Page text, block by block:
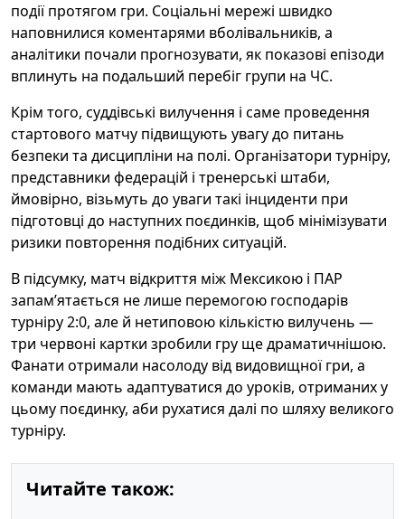
події протягом гри. Соціальні мережі швидко
наповнилися коментарями вболівальників, а
аналітики почали прогнозувати, як показові епізоди
вплинуть на подальший перебіг групи на ЧС.
Крім того, суддівські вилучення і саме проведення
стартового матчу підвищують увагу до питань
безпеки та дисципліни на полі. Організатори турніру,
представники федерацій і тренерські штаби,
ймовірно, візьмуть до уваги такі інциденти при
підготовці до наступних поєдинків, щоб мінімізувати
ризики повторення подібних ситуацій.
В підсумку, матч відкриття між Мексикою і ПАР
запам’ятається не лише перемогою господарів
турніру 2:0, але й нетиповою кількістю вилучень —
три червоні картки зробили гру ще драматичнішою.
Фанати отримали насолоду від видовищної гри, а
команди мають адаптуватися до уроків, отриманих у
цьому поєдинку, аби рухатися далі по шляху великого
турніру.
Читайте також: